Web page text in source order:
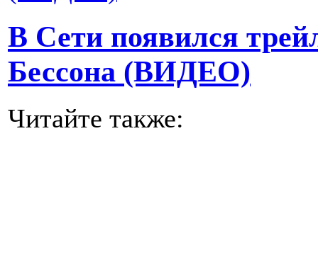
В Сети появился
Бессона (ВИДЕО)
Читайте также: